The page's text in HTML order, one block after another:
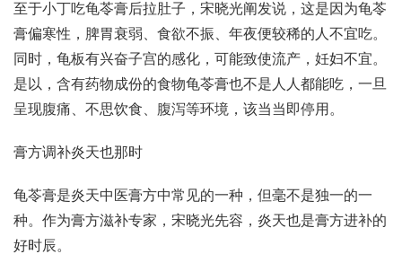
至于小丁吃龟苓膏后拉肚子，宋晓光阐发说，这是因为龟苓
膏偏寒性，脾胃衰弱、食欲不振、年夜便较稀的人不宜吃。
同时，龟板有兴奋子宫的感化，可能致使流产，妊妇不宜。
是以，含有药物成份的食物龟苓膏也不是人人都能吃，一旦
呈现腹痛、不思饮食、腹泻等环境，该当当即停用。
膏方调补炎天也那时
龟苓膏是炎天中医膏方中常见的一种，但毫不是独一的一
种。作为膏方滋补专家，宋晓光先容，炎天也是膏方进补的
好时辰。